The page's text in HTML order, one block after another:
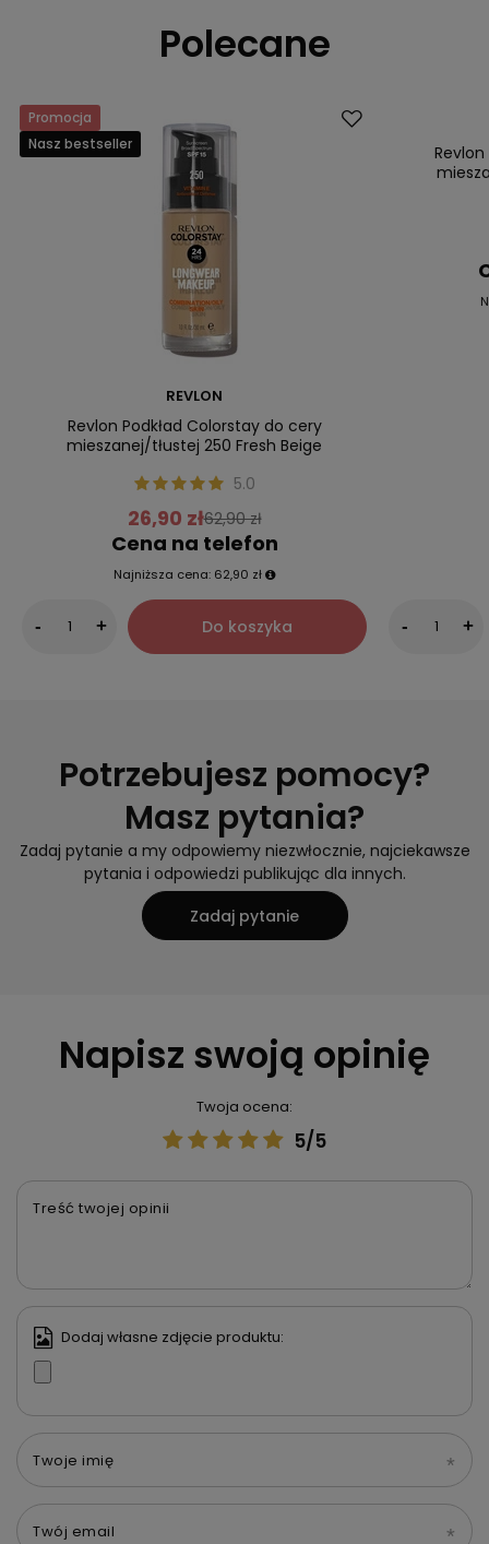
Polecane
Promocja
Nasz bestseller
REVLON
Revlon Podkład Colorstay do cery
mieszanej/tłustej 250 Fresh Beige
5.0
26,90 zł62,90 zł
Cena na telefon
Najniższa cena: 62,90 zł
- + Do koszyka
Nasz
- +
Potrzebujesz pomocy?
Masz pytania?
Zadaj pytanie a my odpowiemy niezwłocznie, najciekawsze
pytania i odpowiedzi publikując dla innych.
Zadaj pytanie
Napisz swoją opinię
Twoja ocena:
5/5
Treść twojej opinii
Dodaj własne zdjęcie produktu:
Twoje imię
Twój email